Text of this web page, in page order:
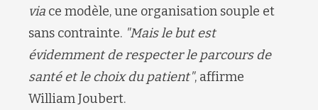
via ce modèle, une organisation souple et
sans contrainte. "Mais le but est
évidemmentde respecter le parcours de
santé et le choix du patient", affirme
William Joubert.